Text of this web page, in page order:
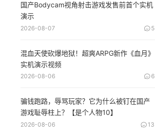
国产Bodycam视角射击游戏发售前首个实机
演示
2026-08-07 5
混血天使砍爆地狱！超爽ARPG新作《血月》
实机演示视频
2026-08-06 6
骗钱跑路，辱骂玩家？它为什么被钉在国产
游戏耻辱柱上？【是个人物10】
2026-08-06 13